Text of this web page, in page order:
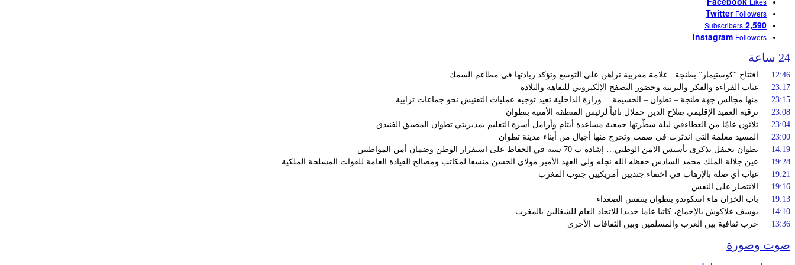
Twitter Followers
2,590
Subscribers
Instagram Followers
24 ساعة
12:46
افتتاح “كوستيمار” بطنجة.. علامة مغربية تراهن على التوسع وتؤكد ريادتها في مطاعم السمك
23:17
غياب القراءة والفكر والتربية وحضور التصفح الإلكتروني للتفاهة والبلادة
23:15
منها مجالس جهة طنجة – تطوان – الحسيمة….وزارة الداخلية تعيد توجيه عمليات التفتيش نحو جماعات ترابية
23:08
ترقية العميد الإقليمي صلاح الدين حملال نائباً لرئيس المنطقة الأمنية بتطوان
23:04
ثلاثون عامًا من العطاءفي ليلة سطّرتها جمعية مساعدة أيتام وأرامل أسرة التعليم بمديريتي تطوان المضيق الفنيدق.
23:00
المسيد معلمة التي اندثرت في صمت وتخرج منها أجيال من أبناء مدينة تطوان
14:19
تطوان تحتفل بذكرى تأسيس الامن الوطني… إشادة ب 70 سنة في الحفاظ على استقرار الوطن وضمان أمن المواطنين
19:28
عين جلالة الملك محمد السادس حفظه الله نجله ولي العهد الأمير مولاي الحسن منسقا لمكاتب ومصالح القيادة العامة للقوات المسلحة الملكية
19:21
غياب أي صلة بالإرهاب في اختفاء جنديين أمريكيين جنوب المغرب
19:16
الانتصار على النفس
19:13
باب الخزان ماء اسكوندو بتطوان يتنفس الصعداء
14:10
يوسف علاكوش بالإجماع، كاتبا عاما جديدا للاتحاد العام للشغالين بالمغرب
13:36
حرب ثقافية بين العرب والمسلمين وبين الثقافات الأخرى
صوت وصورة